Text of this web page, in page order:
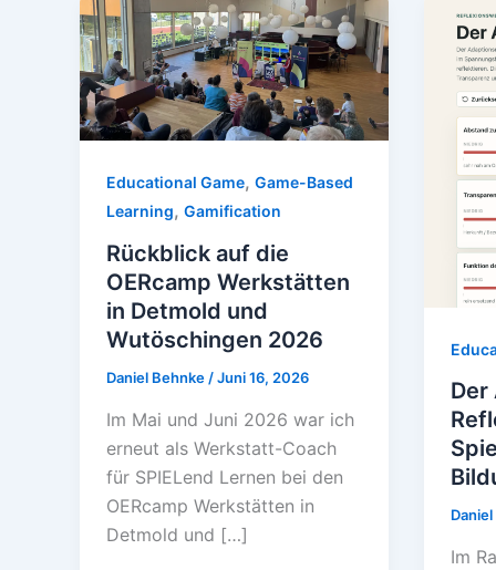
Educational Game, Game-Based
Learning, Gamification
Rückblick auf die
OERcamp Werkstätten
in Detmold und
Wutöschingen 2026
Daniel Behnke/Juni 16, 2026
Im Mai und Juni 2026 war ich
erneut als Werkstatt-Coach
für SPIELend Lernen bei den
OERcamp Werkstätten in
Detmold und […]
Der
Im